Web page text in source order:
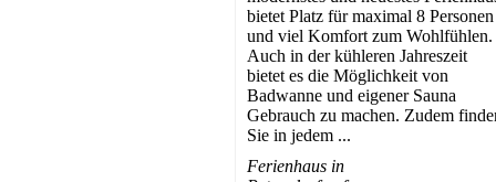
bietet Platz für maximal 8 Personen
und viel Komfort zum Wohlfühlen.
Auch in der kühleren Jahreszeit
bietet es die Möglichkeit von
Badwanne und eigener Sauna
Gebrauch zu machen. Zudem
Sie in jedem ...
Ferienhaus in